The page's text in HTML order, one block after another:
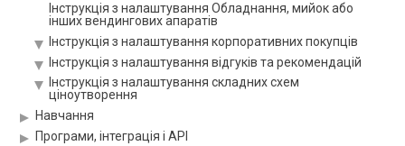
Інструкція з налаштування Обладнання, мийок або
інших вендингових апаратів
Інструкція з налаштування корпоративних покупців
Інструкція з налаштування відгуків та рекомендацій
Інструкція з налаштування складних схем
ціноутворення
Навчання
Програми, інтеграція і API